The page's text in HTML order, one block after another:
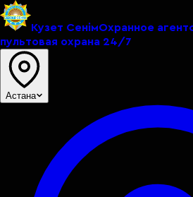
Кузет СенiмОхранное
пультовая охрана 24/7
Астана